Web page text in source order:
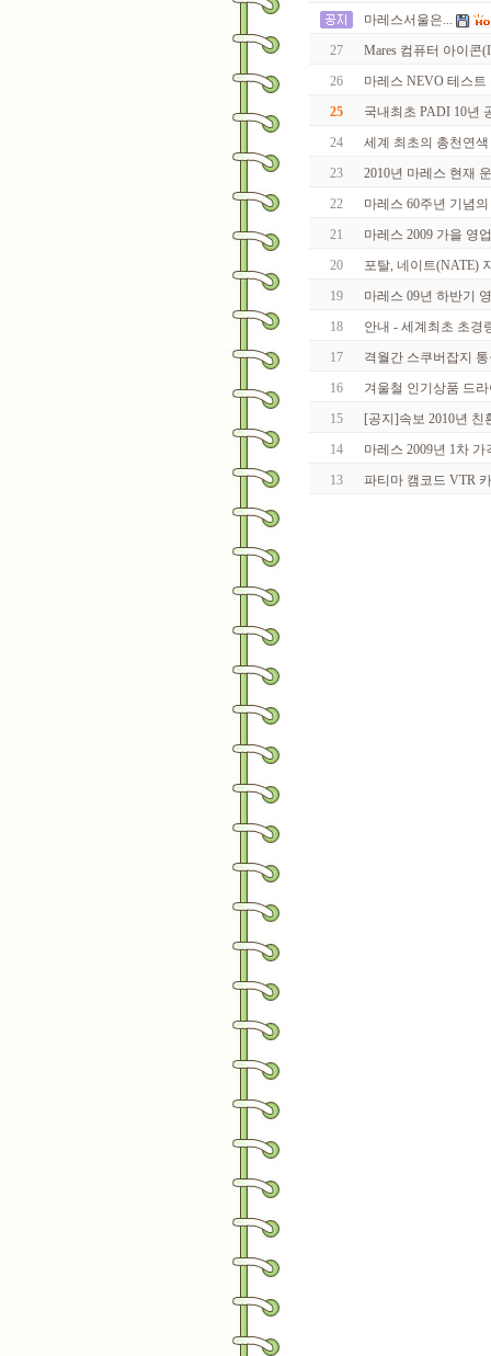
마레스서울은...
27
Mares 컴퓨터 아이콘
26
마레스 NEVO 테스트
25
국내최초 PADI 10년
24
세계 최초의 총천연
23
2010년 마레스 현재
22
마레스 60주년 기념
21
마레스 2009 가을 영
20
포탈, 네이트(NATE)
19
마레스 09년 하반기
18
안내 - 세계최초 초경
17
격월간 스쿠버잡지
16
겨울철 인기상품 드
15
[공지]속보 2010년
14
마레스 2009년 1차 가
13
파티마 캠코드 VTR